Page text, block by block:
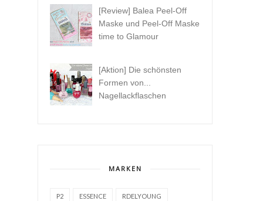
[Review] Balea Peel-Off
Maske und Peel-Off Maske
time to Glamour
[Aktion] Die schönsten
Formen von...
Nagellackflaschen
MARKEN
P2 ESSENCE RDELYOUNG